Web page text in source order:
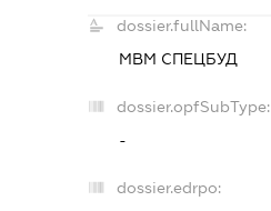
dossier.fullName:
МВМ СПЕЦБУД
dossier.opfSubType:
-
dossier.edrpo: